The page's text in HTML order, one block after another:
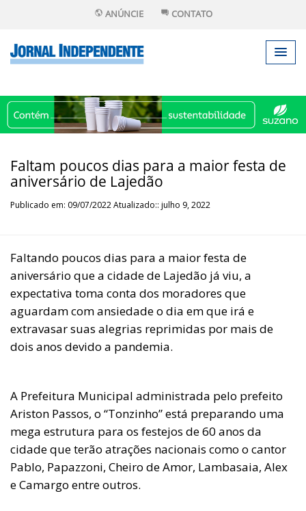
ANÚNCIE CONTATO
Faltam poucos dias para a maior festa de
aniversário de Lajedão
Publicado em: 09/07/2022 Atualizado:: julho 9, 2022
Faltando poucos dias para a maior festa de
aniversário que a cidade de Lajedão já viu, a
expectativa toma conta dos moradores que
aguardam com ansiedade o dia em que irá e
extravasar suas alegrias reprimidas por mais de
dois anos devido a pandemia.
A Prefeitura Municipal administrada pelo prefeito
Ariston Passos, o “Tonzinho” está preparando uma
mega estrutura para os festejos de 60 anos da
cidade que terão atrações nacionais como o cantor
Pablo, Papazzoni, Cheiro de Amor, Lambasaia, Alex
e Camargo entre outros.